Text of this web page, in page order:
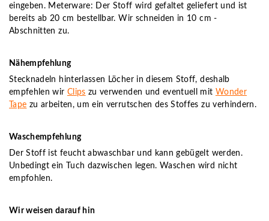
eingeben. Meterware: Der Stoff wird gefaltet geliefert und ist
bereits ab 20 cm bestellbar. Wir schneiden in 10 cm -
Abschnitten zu.
Nähempfehlung
Stecknadeln hinterlassen Löcher in diesem Stoff, deshalb
empfehlen wir Clips zu verwenden und eventuell mit Wonder
Tape zu arbeiten, um ein verrutschen des Stoffes zu verhindern.
Waschempfehlung
Der Stoff ist feucht abwaschbar und kann gebügelt werden.
Unbedingt ein Tuch dazwischen legen. Waschen wird nicht
empfohlen.
Wir weisen darauf hin